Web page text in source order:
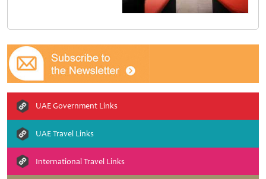
UAE Government Links
UAE Travel Links
International Travel Links